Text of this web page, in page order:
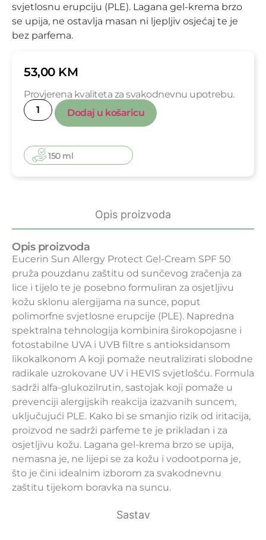
svjetlosnu erupciju (PLE). Lagana gel-krema brzo
se upija, ne ostavlja masan ni ljepljiv osjećaj te je
bez parfema.
53,00 KM
Provjerena kvaliteta za svakodnevnu upotrebu.
Dodaj u košaricu
150 ml
Opis proizvoda
Sastav
Opis proizvoda
Eucerin Sun Allergy Protect Gel-Cream SPF 50
pruža pouzdanu zaštitu od sunčevog zračenja za
lice i tijelo te je posebno formuliran za osjetljivu
kožu sklonu alergijama na sunce, poput
polimorfne svjetlosne erupcije (PLE). Napredna
spektralna tehnologija kombinira širokopojasne i
fotostabilne UVA i UVB filtre s antioksidansom
likokalkonom A koji pomaže neutralizirati slobodne
radikale uzrokovane UV i HEVIS svjetlošću. Formula
sadrži alfa-glukozilrutin, sastojak koji pomaže u
prevenciji alergijskih reakcija izazvanih suncem,
uključujući PLE. Kako bi se smanjio rizik od iritacija,
proizvod ne sadrži parfeme te je prikladan i za
osjetljivu kožu. Lagana gel-krema brzo se upija,
nemasna je, ne lijepi se za kožu i vodootporna je,
što je čini idealnim izborom za svakodnevnu
zaštitu tijekom boravka na suncu.